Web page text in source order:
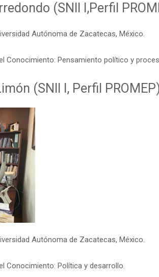
(SNII I,Perfil
Autónoma de Zacatecas, México.
Conocimiento: Pensamiento político y
(SNII I, Perfil
Autónoma de Zacatecas, México.
Conocimiento: Política y desarrollo.